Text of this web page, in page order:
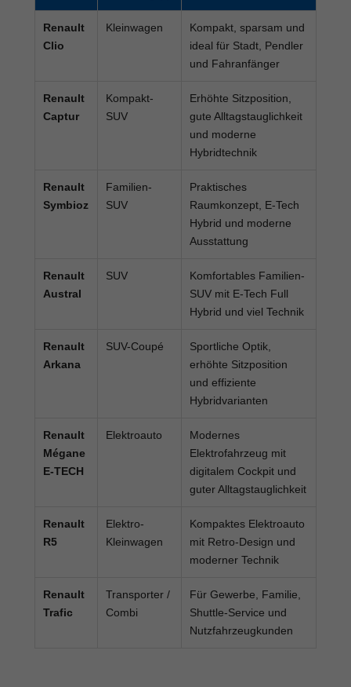
Renault
Clio
Kleinwagen
Kompakt, sparsam und
ideal für Stadt, Pendler
und Fahranfänger
Renault
Captur
Kompakt-
SUV
Erhöhte Sitzposition,
gute Alltagstauglichkeit
und moderne
Hybridtechnik
Renault
Symbioz
Familien-
SUV
Praktisches
Raumkonzept, E-Tech
Hybrid und moderne
Ausstattung
Renault
Austral
SUV
Komfortables Familien-
SUV mit E-Tech Full
Hybrid und viel Technik
Renault
Arkana
SUV-Coupé
Sportliche Optik,
erhöhte Sitzposition
und effiziente
Hybridvarianten
Renault
Mégane
E-TECH
Elektroauto
Modernes
Elektrofahrzeug mit
digitalem Cockpit und
guter Alltagstauglichkeit
Renault
R5
Elektro-
Kleinwagen
Kompaktes Elektroauto
mit Retro-Design und
moderner Technik
Renault
Trafic
Transporter /
Combi
Für Gewerbe, Familie,
Shuttle-Service und
Nutzfahrzeugkunden